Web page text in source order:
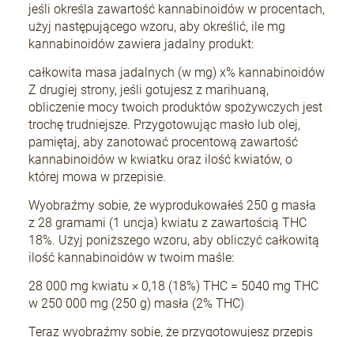
jeśli określa zawartość kannabinoidów w procentach,
użyj następującego wzoru, aby określić, ile mg
kannabinoidów zawiera jadalny produkt:
całkowita masa jadalnych (w mg) x% kannabinoidów
Z drugiej strony, jeśli gotujesz z marihuaną,
obliczenie mocy twoich produktów spożywczych jest
trochę trudniejsze. Przygotowując masło lub olej,
pamiętaj, aby zanotować procentową zawartość
kannabinoidów w kwiatku oraz ilość kwiatów, o
której mowa w przepisie.
Wyobraźmy sobie, że wyprodukowałeś 250 g masła
z 28 gramami (1 uncja) kwiatu z zawartością THC
18%. Użyj poniższego wzoru, aby obliczyć całkowitą
ilość kannabinoidów w twoim maśle:
28 000 mg kwiatu × 0,18 (18%) THC = 5040 mg THC
w 250 000 mg (250 g) masła (2% THC)
Teraz wyobraźmy sobie, że przygotowujesz przepis